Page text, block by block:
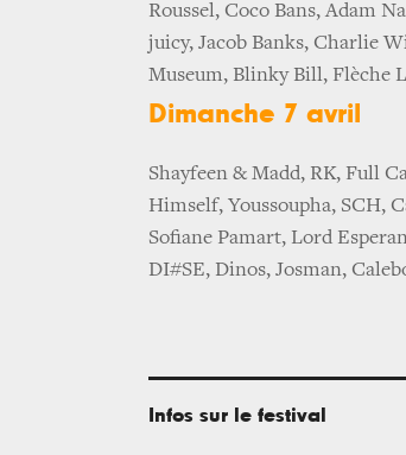
Roussel, Coco Bans, Adam
juicy, Jacob Banks, Charlie
Museum, Blinky Bill, Flèche
Dimanche 7 avril
Shayfeen & Madd, RK, Full
Himself, Youssoupha, SCH,
Sofiane Pamart, Lord
DI#SE, Dinos, Josman,
Infos sur le festival